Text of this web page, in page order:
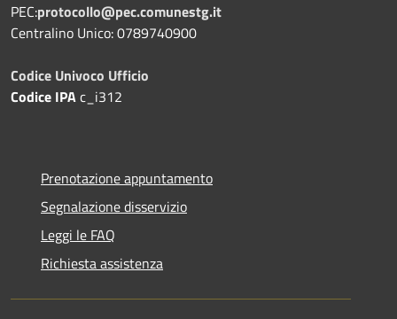
PEC:protocollo@pec.comunestg.it
Centralino Unico: 0789740900
Codice Univoco Ufficio
Codice IPAc_i312
Prenotazione appuntamento
Segnalazione disservizio
Leggi le FAQ
Richiesta assistenza